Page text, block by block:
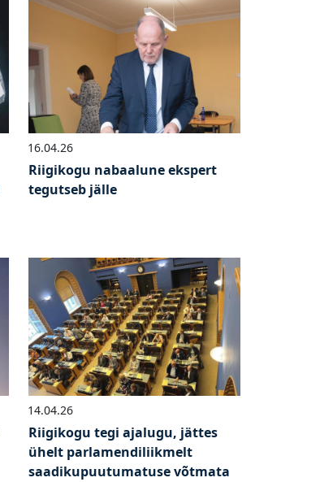
16.04.26
Riigikogu nabaalune ekspert
tegutseb jälle
14.04.26
Riigikogu tegi ajalugu, jättes
ühelt parlamendiliikmelt
saadikupuutumatuse võtmata